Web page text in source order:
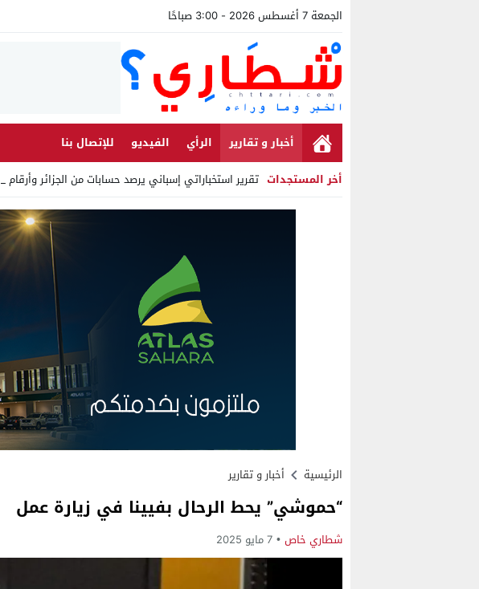
الجمعة 7 أغسطس 2026 - 3:00 صباحًا
أخبار و تقارير الرأي الفيديو
للإتصال بنا
أخر المستجدات تقرير استخباراتي إسباني يرصد حسابات من الجزائر وأرقاما بـ”213+” _
Stop
الرئيسية أخبار و تقارير
“حموشي” يحط الرحال بفيينا في زيارة عمل
شطاري خاص 7 مايو 2025